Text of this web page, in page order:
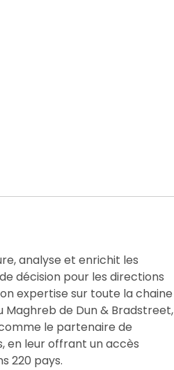
analyse et enrichit les
décision pour les directions
expertise sur toute la chaine
Maghreb de Dun & Bradstreet,
le partenaire de
en leur offrant un accès
220 pays.